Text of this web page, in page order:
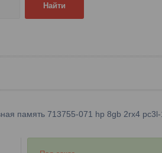
Найти